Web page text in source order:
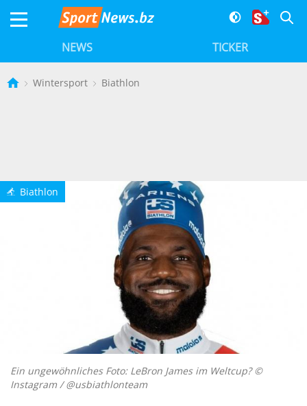
NEWS TICKER
Wintersport Biathlon
e Biathlon
Ein ungewöhnliches Foto: LeBron James im Weltcup? ©
Instagram / @usbiathlonteam